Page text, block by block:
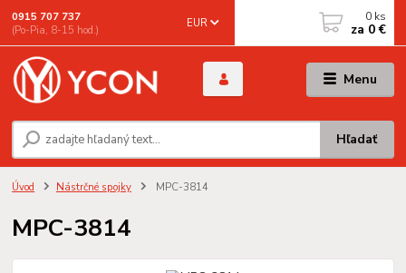
Menu
EUR
Hľadať
0915 707 737
(Po-Pia, 8-15 hod.)
0 ks
za 0 €
Úvod Nástrčné spojky MPC-3814
MPC-3814